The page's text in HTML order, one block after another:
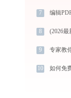
7 编辑
8
9
10